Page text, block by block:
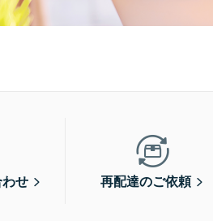
せ 再配達のご依頼